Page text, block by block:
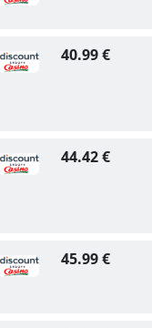
40.99 €
44.42 €
45.99 €